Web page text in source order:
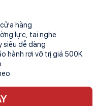
hàng
lực, tai nghe
siêu dễ dàng
hành rơi vỡ trị giá 500K